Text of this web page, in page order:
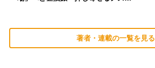
著者・連載の一覧を見る